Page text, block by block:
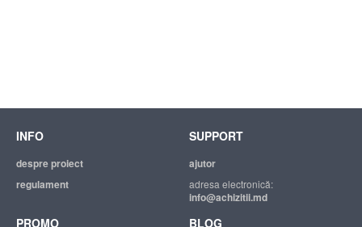
INFO
despre proiect
regulament
SUPPORT
ajutor
adresa electronică:
info@achizitii.md
PROMO BLOG